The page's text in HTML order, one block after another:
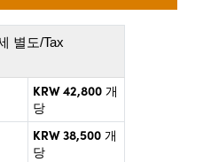
별도/Tax
KRW 42,800 개
당
KRW 38,500 개
당